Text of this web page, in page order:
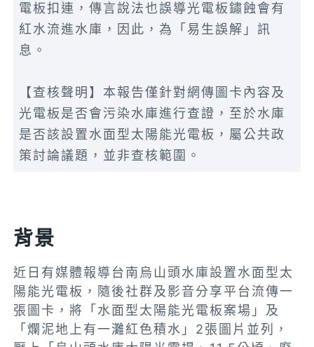
電板扣連，傳言說法也誤導光電板鏽蝕會有
紅水流進水庫，因此，為「易生誤解」訊
息。
【查核聲明】本報告僅針對網傳圖卡內容及
光電板是否會污染水庫進行查證，至於水庫
是否該設置水面型太陽能光電板，屬公共政
策討論議題，並非查核範圍。
背景
近日有媒體報導台南烏山頭水庫設置水面型太
陽能光電板，隨後社群及影音分享平台流傳一
張圖卡，將「水面型太陽能光電板案場」及
「爛泥地上有一灘紅色積水」2張圖片並列，